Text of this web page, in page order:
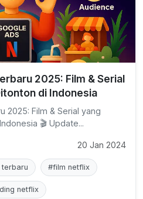
2025: Film & Serial
di Indonesia
2025: Film & Serial yang
🎬 Update...
20 Jan 2024
#film netflix
netflix